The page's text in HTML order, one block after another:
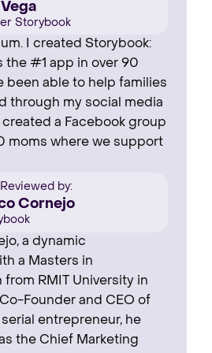
Storybook
I created Storybook:
the #1 app in over 90
been able to help families
through my social media
a Facebook group
moms where we support
by:
Cornejo
a dynamic
a Masters in
RMIT University in
Founder and CEO of
entrepreneur, he
the Chief Marketing